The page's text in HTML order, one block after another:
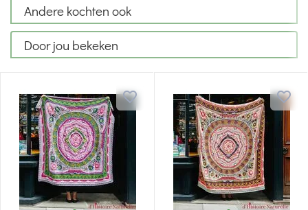
Andere kochten ook
Door jou bekeken